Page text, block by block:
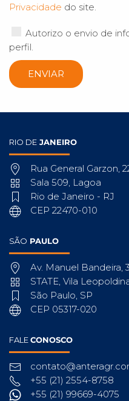
Privacidade do site.
Autorizo o envio de
perfil.
ENVIAR
RIO DE JANEIRO
Rua General Garzon,
Sala 509, Lagoa
Rio de Janeiro - RJ
CEP 22470-010
SÃO PAULO
Av. Manuel Bandeira,
STATE, Vila
São Paulo, SP
CEP 05317-020
FALECONOSCO
+55 (21) 2554-8758
+55 (21) 99669-4075